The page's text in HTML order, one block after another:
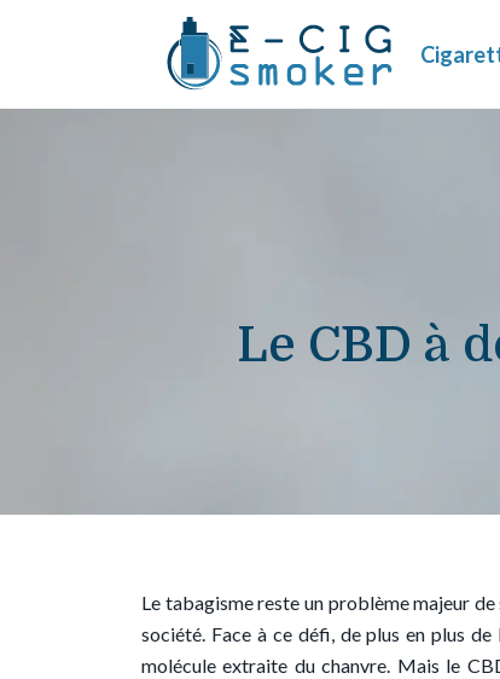
Le CBD à
Le tabagisme reste un problème majeur
société. Face à ce défi, de plus en plus
molécule extraite du chanvre. Mais le